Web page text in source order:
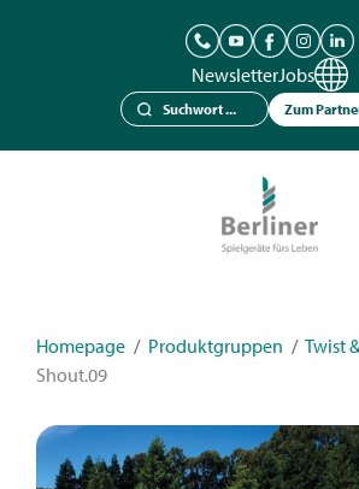
NewsletterJobs
Zum
News
Kontakt
Homepage / Produktgruppen / Twist
Shout.09